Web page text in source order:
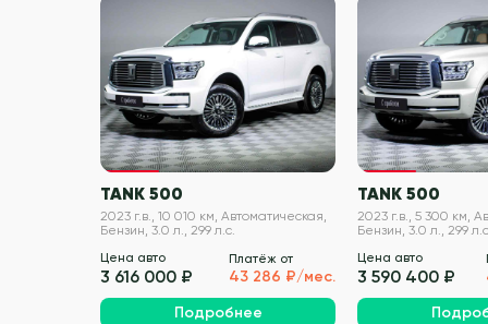
VIN проверен
TANK 500
2023 г.в., 10 010 км, Автоматическая,
Бензин, 3.0 л., 299 л.с.
Цена авто
3 616 000 ₽
Платёж от
43 286 ₽/мес.
Подробнее
TANK 500
2023 г.в., 5 300 км,
Бензин, 3.0 л., 299
Цена авто
3 590 400 ₽